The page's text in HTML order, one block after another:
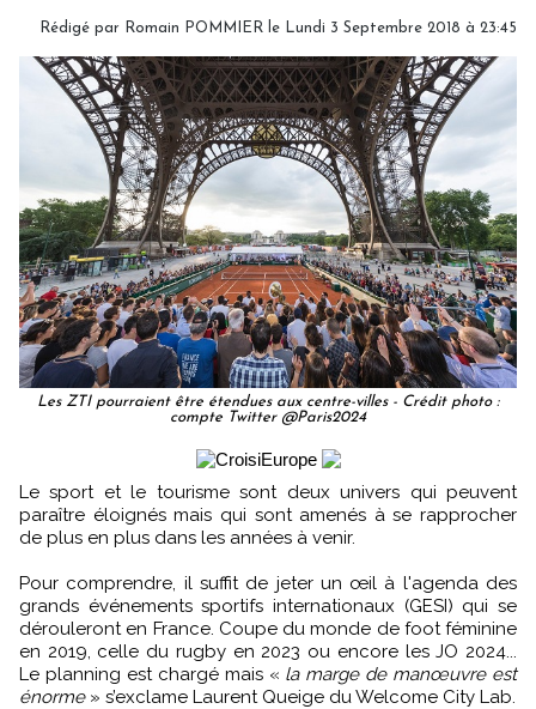
Rédigé par Romain POMMIER le Lundi 3 Septembre 2018 à 23:45
Les ZTI pourraient être étendues aux centre-villes - Crédit photo :
compte Twitter @Paris2024
Le sport et le tourisme sont deux univers qui peuvent
paraître éloignés mais qui sont amenés à se rapprocher
de plus en plus dans les années à venir.
Pour comprendre, il suffit de jeter un œil à l'agenda des
grands événements sportifs internationaux (GESI) qui se
dérouleront en France. Coupe du monde de foot féminine
en 2019, celle du rugby en 2023 ou encore les JO 2024...
Le planning est chargé mais « la marge de manœuvre est
énorme» s’exclame Laurent Queige du Welcome City Lab.